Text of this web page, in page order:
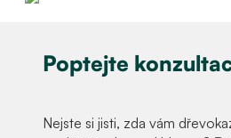
Poptejte
Nejste si jisti, zda vám